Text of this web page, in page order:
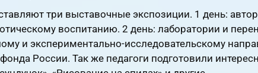
три выставочные экспозиции. 1 день:
воспитанию. 2 день: лаборатории и
и экспериментально-исследовательскому
России. Так же педагоги подготовили